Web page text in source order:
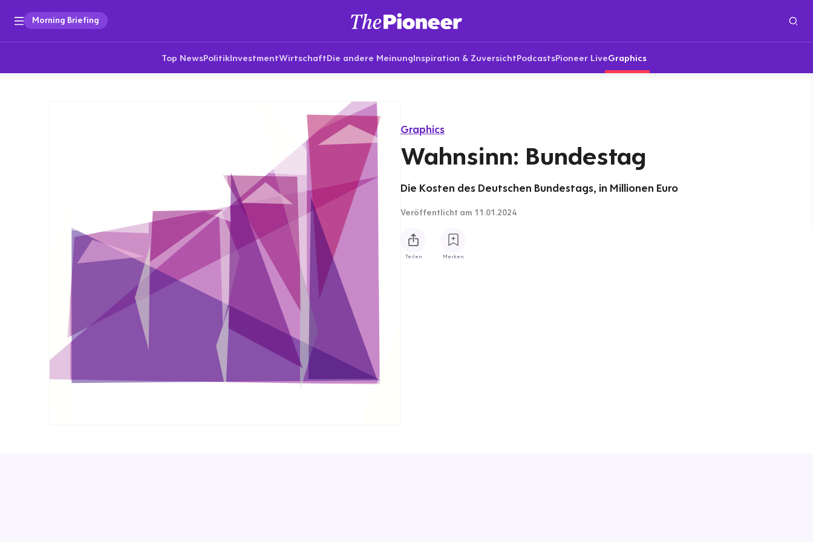
Morning Briefing
Top NewsPolitikInvestmentWirtschaftDie andere MeinungInspiration & ZuversichtPodcastsPioneer LiveGraphics
Graphics
Wahnsinn: Bundestag
Die Kosten des Deutschen Bundestags, in Millionen Euro
Veröffentlicht am 11.01.2024
Teilen Merken